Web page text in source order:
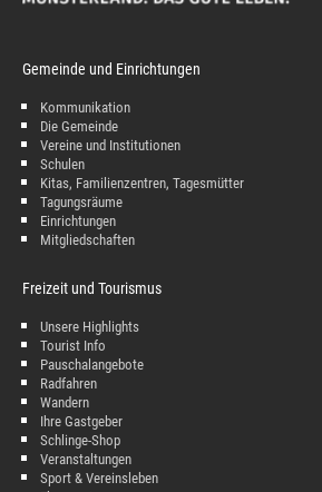
Gemeinde und Einrichtungen
Kommunikation
Die Gemeinde
Vereine und Institutionen
Schulen
Kitas, Familienzentren, Tagesmütter
Tagungsräume
Einrichtungen
Mitgliedschaften
Freizeit und Tourismus
Unsere Highlights
Tourist Info
Pauschalangebote
Radfahren
Wandern
Ihre Gastgeber
Schlinge-Shop
Veranstaltungen
Sport & Vereinsleben